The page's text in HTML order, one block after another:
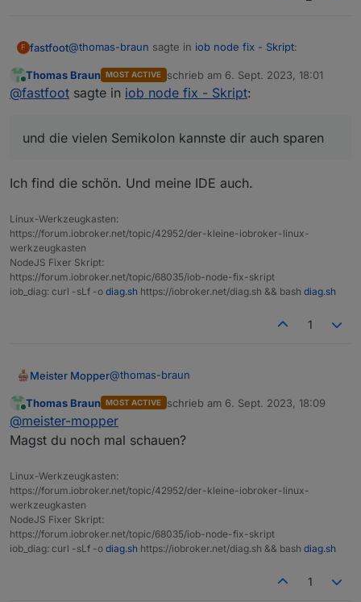
500 https://deb.nodesource.com/
500 https://deb.nodesource.com/
     18.0.0-1nodesource1 500
     12.22.12~dfsg-1~deb11u4 500
500 http://raspbian.raspberrypi.org/
Nothing to
./iob_node_update: line 302: unexpected EOF
./iob_node_update: line 316: syntax error:
thomas@rpizigbee:~ $ nodejs -v
v20.5.1
F fastfoot@thomas-braun sagte in iob node fix - Skript:
ich glaube da ist noch ein Fehler drin...
hinter dem -print) muss noch ein Anführungszeichen
Online
Thomas Braun MOST ACTIVE schrieb am 6. Sept. 2023, 18:01
zuletzt editiert von
@fastfoot sagte in iob node fix - Skript:
und die vielen Semikolon kannste dir auch sparen
Ich find die schön. Und meine IDE auch.
Linux-Werkzeugkasten:
https://forum.iobroker.net/topic/42952/der-kleine-iobroker-linux-
werkzeugkasten
NodeJS Fixer Skript:
https://forum.iobroker.net/topic/68035/iob-node-fix-skript
iob_diag: curl -sLf -o diag.sh https://iobroker.net/diag.sh && bash diag.sh
1
Meister Mopper@thomas-braun
Spaey
ioBroker nodejs fixer 2023-09-05
Your current setup is:
/usr/bin/nodejs         v20.5.1
/usr/bin/npm            9.8.0
/usr/bin/npx            9.8.0
Online
Thomas Braun MOST ACTIVE schrieb am 6. Sept. 2023, 18:09
zuletzt editiert von
@meister-mopper
Magst du noch mal schauen?
Linux-Werkzeugkasten:
https://forum.iobroker.net/topic/42952/der-kleine-iobroker-linux-
werkzeugkasten
NodeJS Fixer Skript:
https://forum.iobroker.net/topic/68035/iob-node-fix-skript
iob_diag: curl -sLf -o diag.sh https://iobroker.net/diag.sh && bash diag.sh
1